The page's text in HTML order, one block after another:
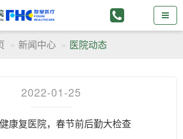
新闻中心 医院动态
2022-01-25
康复医院，春节前后勤大检查